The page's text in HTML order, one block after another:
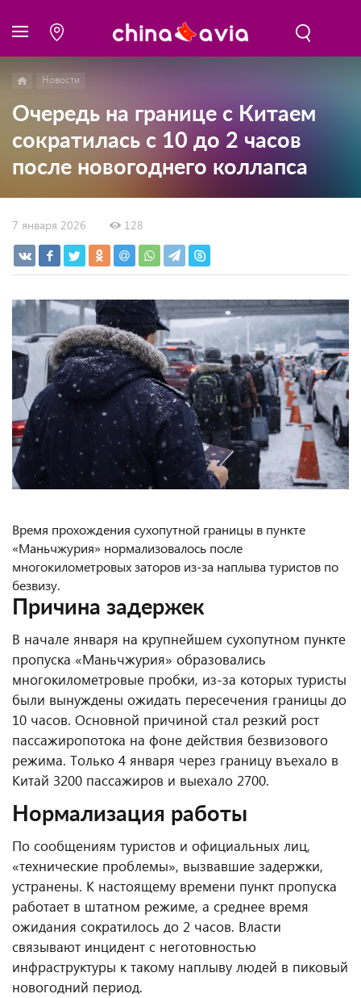
Новости
Очередь на границе с Китаем
сократилась с 10 до 2 часов
после новогоднего коллапса
7 января 2026 128
Время прохождения сухопутной границы в пункте
«Маньчжурия» нормализовалось после
многокилометровых заторов из-за наплыва туристов по
безвизу.
Причина задержек
В начале января на крупнейшем сухопутном пункте
пропуска «Маньчжурия» образовались
многокилометровые пробки, из-за которых туристы
были вынуждены ожидать пересечения границы до
10 часов. Основной причиной стал резкий рост
пассажиропотока на фоне действия безвизового
режима. Только 4 января через границу въехало в
Китай 3200 пассажиров и выехало 2700.
Нормализация работы
По сообщениям туристов и официальных лиц,
«технические проблемы», вызвавшие задержки,
устранены. К настоящему времени пункт пропуска
работает в штатном режиме, а среднее время
ожидания сократилось до 2 часов. Власти
связывают инцидент с неготовностью
инфраструктуры к такому наплыву людей в пиковый
новогодний период.